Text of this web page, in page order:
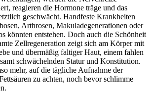
reagieren die Hormone träge und das
geschwächt. Handfeste Krankheiten
Arthrosen, Makuladegenerationen oder
könnten entstehen. Doch auch die Schönheit
Zellregeneration zeigt sich am Körper mit
und übermäßig faltiger Haut, einem fahlen
schwächelnden Statur und Konstitution.
mehr, auf die tägliche Aufnahme der
zu achten, noch bevor schlimme